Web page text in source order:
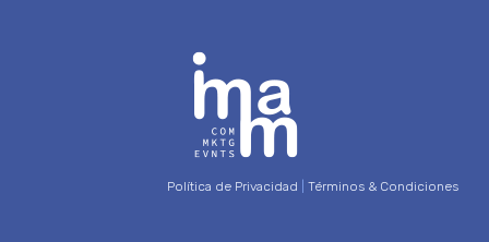
Política de Privacidad Términos & Condiciones